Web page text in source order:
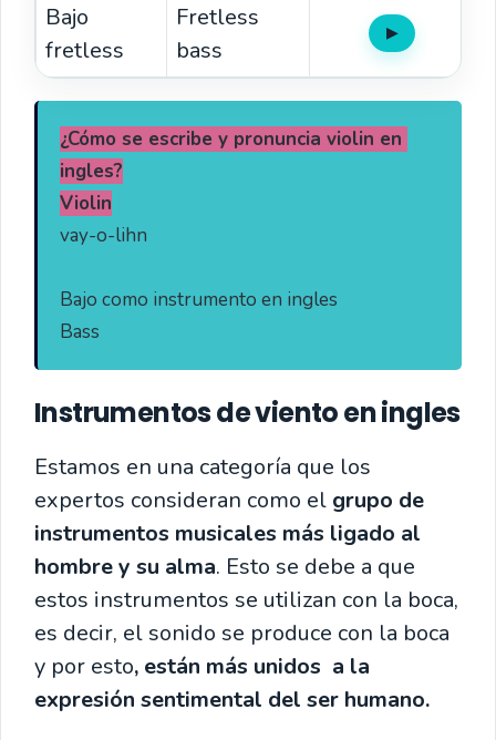
Bajo
fretless
Fretless
bass
▶Oír
¿Cómo se escribe y pronuncia violin en
ingles?
Violin
vay-o-lihn
Bajo como instrumento en ingles
Bass
Instrumentos de viento en ingles
Estamos en una categoría que los
expertos consideran como el grupo de
instrumentos musicales más ligado al
hombre y su alma. Esto se debe a que
estos instrumentos se utilizan con la boca,
es decir, el sonido se produce con la boca
y por esto, están más unidos a la
expresión sentimental del ser humano.